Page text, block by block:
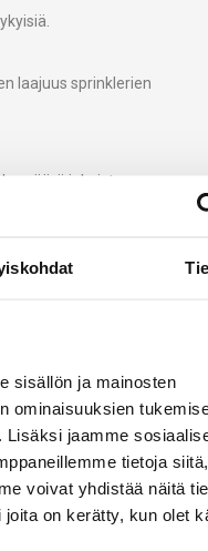
sisällön ja mainosten
ominaisuuksien
jaamme
tietoja
voivat yhdistää näitä
on kerätty, kun olet
laajuus sprinklerien
jokaista
kokonaismäärä
5 000 20
a) toiminta b)